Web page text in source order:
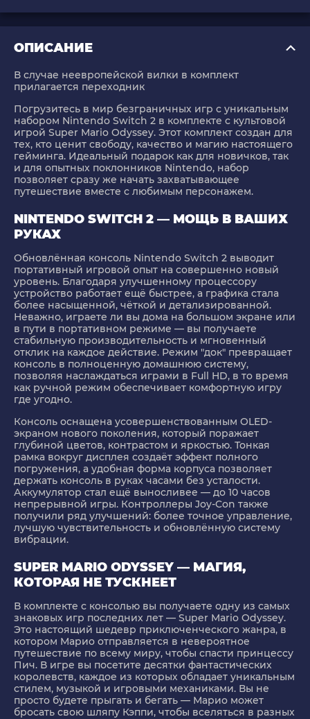
ОПИСАНИЕ
В случае неевропейской вилки в комплект
прилагается переходник
Погрузитесь в мир безграничных игр с уникальным
набором Nintendo Switch 2 в комплекте с культовой
игрой Super Mario Odyssey. Этот комплект создан для
тех, кто ценит свободу, качество и магию настоящего
гейминга. Идеальный подарок как для новичков, так
и для опытных поклонников Nintendo, набор
позволяет сразу же начать захватывающее
путешествие вместе с любимым персонажем.
NINTENDO SWITCH 2 — МОЩЬ В ВАШИХ
РУКАХ
Обновлённая консоль Nintendo Switch 2 выводит
портативный игровой опыт на совершенно новый
уровень. Благодаря улучшенному процессору
устройство работает ещё быстрее, а графика стала
более насыщенной, чёткой и детализированной.
Неважно, играете ли вы дома на большом экране или
в пути в портативном режиме — вы получаете
стабильную производительность и мгновенный
отклик на каждое действие. Режим "док" превращает
консоль в полноценную домашнюю систему,
позволяя наслаждаться играми в Full HD, в то время
как ручной режим обеспечивает комфортную игру
где угодно.
Консоль оснащена усовершенствованным OLED-
экраном нового поколения, который поражает
глубиной цветов, контрастом и яркостью. Тонкая
рамка вокруг дисплея создаёт эффект полного
погружения, а удобная форма корпуса позволяет
держать консоль в руках часами без усталости.
Аккумулятор стал ещё выносливее — до 10 часов
непрерывной игры. Контроллеры Joy-Con также
получили ряд улучшений: более точное управление,
лучшую чувствительность и обновлённую систему
вибрации.
SUPER MARIO ODYSSEY — МАГИЯ,
КОТОРАЯ НЕ ТУСКНЕЕТ
В комплекте с консолью вы получаете одну из самых
знаковых игр последних лет — Super Mario Odyssey.
Это настоящий шедевр приключенческого жанра, в
котором Марио отправляется в невероятное
путешествие по всему миру, чтобы спасти принцессу
Пич. В игре вы посетите десятки фантастических
королевств, каждое из которых обладает уникальным
стилем, музыкой и игровыми механиками. Вы не
просто будете прыгать и бегать — Марио может
бросать свою шляпу Кэппи, чтобы вселяться в разных